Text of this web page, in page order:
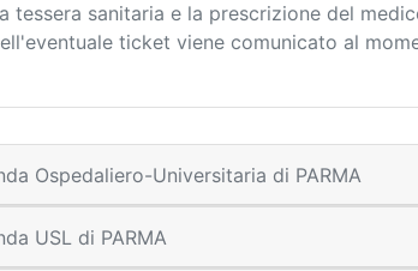
tessera sanitaria e la prescrizione del
ticket viene comunicato al
Ospedaliero-Universitaria di PARMA
USL di PARMA